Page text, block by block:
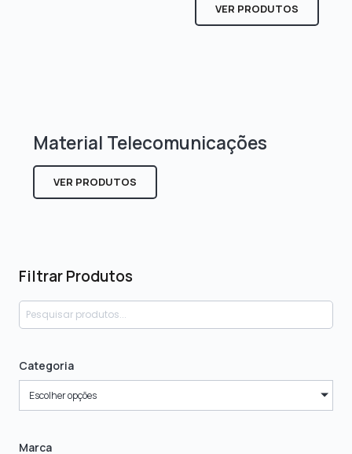
Filtrar Produtos
Categoria
Escolher opções
Marca
VER PRODUTOS
Material Telecomunicações
VER PRODUTOS